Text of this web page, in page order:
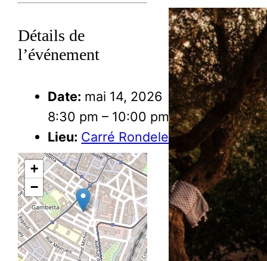
Détails de
l’événement
Date: mai 14, 2026
8:30 pm – 10:00 pm
Lieu: Carré Rondelet
+
−